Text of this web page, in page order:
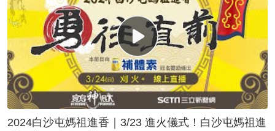
2024白沙屯媽祖進香｜3/23 進火儀式！白沙屯媽祖進